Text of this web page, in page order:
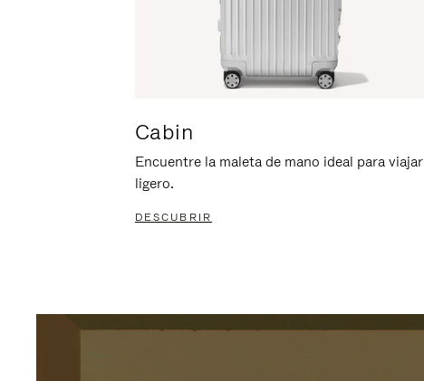
Cabin
Encuentre la maleta de mano ideal para viajar
ligero.
DESCUBRIR